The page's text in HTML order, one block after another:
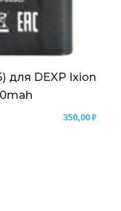
для DEXP Ixion
350,00₽